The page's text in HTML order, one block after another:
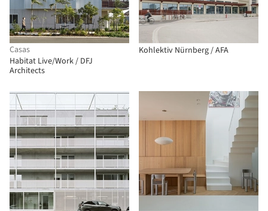
Casas
Habitat Live/Work / DFJ
Architects
Kohlektiv Nürnberg / AFA